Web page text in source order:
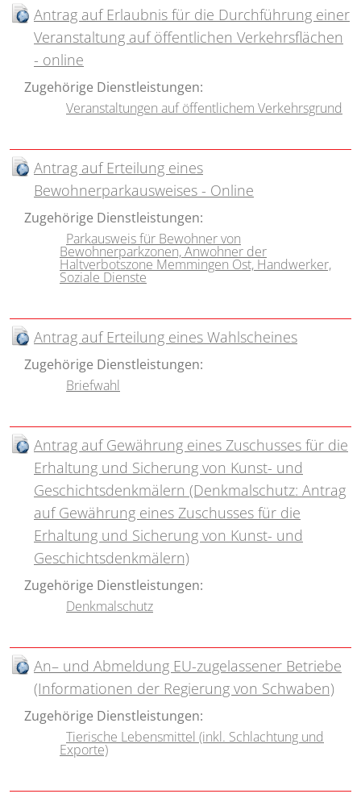
Antrag auf Erlaubnis für die Durchführung einer
Veranstaltung auf öffentlichen Verkehrsflächen
- online
Zugehörige Dienstleistungen:
Veranstaltungen auf öffentlichem Verkehrsgrund
Antrag auf Erteilung eines
Bewohnerparkausweises - Online
Zugehörige Dienstleistungen:
Parkausweis für Bewohner von
Bewohnerparkzonen, Anwohner der
Haltverbotszone Memmingen Ost, Handwerker,
Soziale Dienste
Antrag auf Erteilung eines Wahlscheines
Zugehörige Dienstleistungen:
Briefwahl
Antrag auf Gewährung eines Zuschusses für die
Erhaltung und Sicherung von Kunst- und
Geschichtsdenkmälern (Denkmalschutz: Antrag
auf Gewährung eines Zuschusses für die
Erhaltung und Sicherung von Kunst- und
Geschichtsdenkmälern)
Zugehörige Dienstleistungen:
Denkmalschutz
An– und Abmeldung EU-zugelassener Betriebe
(Informationen der Regierung von Schwaben)
Zugehörige Dienstleistungen:
Tierische Lebensmittel (inkl. Schlachtung und
Exporte)